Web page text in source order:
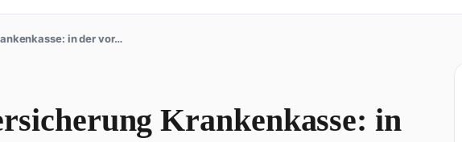
in der vor…
Krankenkasse: in